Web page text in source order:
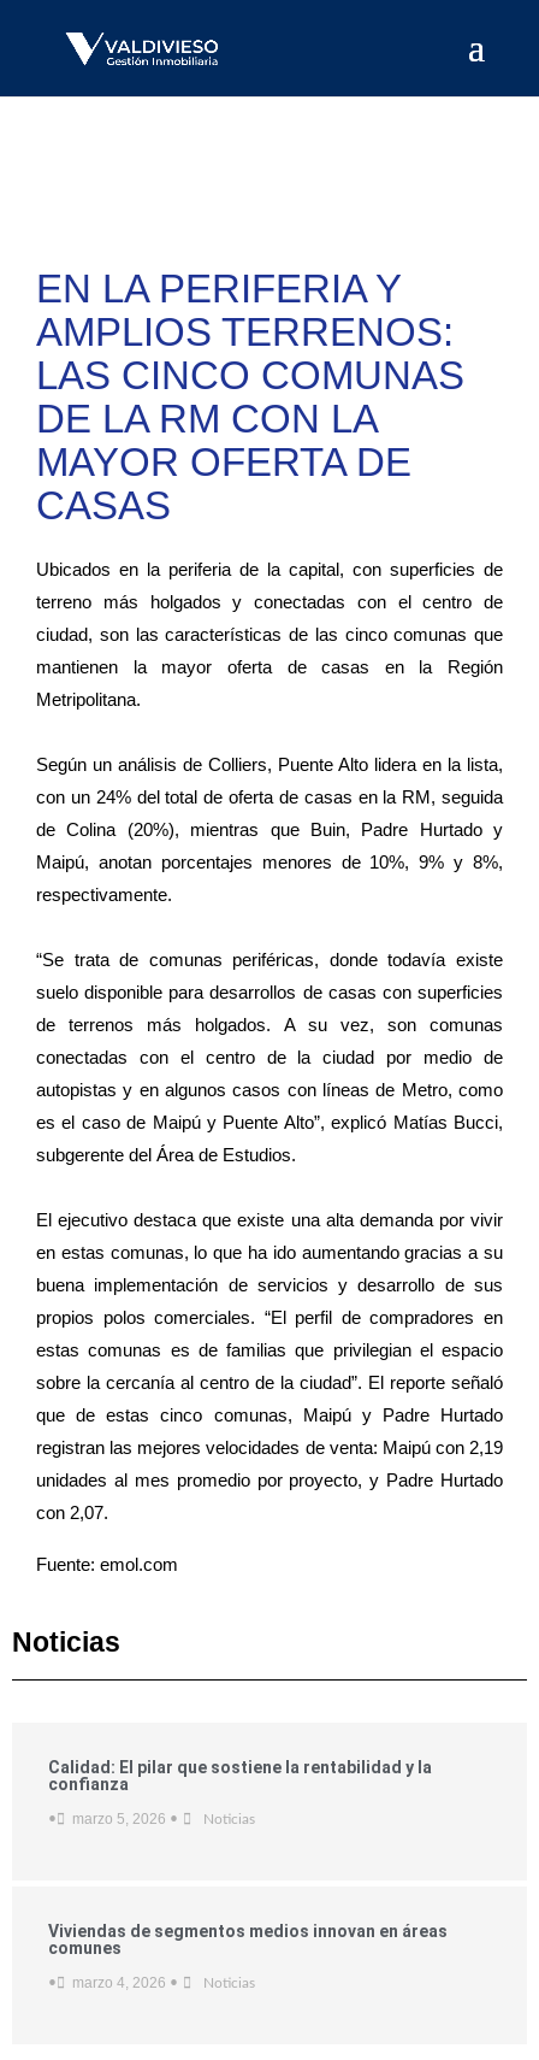
EN LA PERIFERIA Y
AMPLIOS TERRENOS:
LAS CINCO COMUNAS
DE LA RM CON LA
MAYOR OFERTA DE
CASAS
Ubicados en la periferia de la capital, con superficies de
terreno más holgados y conectadas con el centro de
ciudad, son las características de las cinco comunas que
mantienen la mayor oferta de casas en la Región
Metripolitana.
Según un análisis de Colliers, Puente Alto lidera en la lista,
con un 24% del total de oferta de casas en la RM, seguida
de Colina (20%), mientras que Buin, Padre Hurtado y
Maipú, anotan porcentajes menores de 10%, 9% y 8%,
respectivamente.
“Se trata de comunas periféricas, donde todavía existe
suelo disponible para desarrollos de casas con superficies
de terrenos más holgados. A su vez, son comunas
conectadas con el centro de la ciudad por medio de
autopistas y en algunos casos con líneas de Metro, como
es el caso de Maipú y Puente Alto”, explicó Matías Bucci,
subgerente del Área de Estudios.
El ejecutivo destaca que existe una alta demanda por vivir
en estas comunas, lo que ha ido aumentando gracias a su
buena implementación de servicios y desarrollo de sus
propios polos comerciales. “El perfil de compradores en
estas comunas es de familias que privilegian el espacio
sobre la cercanía al centro de la ciudad”. El reporte señaló
que de estas cinco comunas, Maipú y Padre Hurtado
registran las mejores velocidades de venta: Maipú con 2,19
unidades al mes promedio por proyecto, y Padre Hurtado
con 2,07.
Fuente: emol.com
Noticias
Calidad: El pilar que sostiene la rentabilidad y la
confianza
• marzo 5, 2026 • Noticias
Viviendas de segmentos medios innovan en áreas
comunes
• marzo 4, 2026 • Noticias